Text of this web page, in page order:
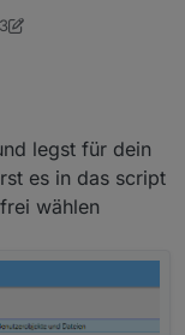
mir integrieren.
wo ich
die vis-anzeige
ein html datei
werden - damit
popup "gefüttert"
auch die
die anzahl der
beschrieben)
legst für dein
es in das script
wählen